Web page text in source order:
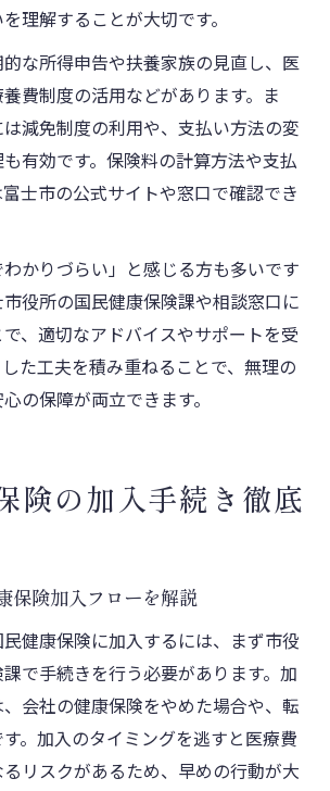
理解することが大切です。
な所得申告や扶養家族の見直し、医
費制度の活用などがあります。ま
減免制度の利用や、支払い方法の変
有効です。保険料の計算方法や支払
士市の公式サイトや窓口で確認でき
わかりづらい」と感じる方も多いです
役所の国民健康保険課や相談窓口に
、適切なアドバイスやサポートを受
た工夫を積み重ねることで、無理の
の保障が両立できます。
険の加入手続き徹底
保険加入フローを解説
健康保険に加入するには、まず市役
で手続きを行う必要があります。加
会社の健康保険をやめた場合や、転
。加入のタイミングを逃すと医療費
リスクがあるため、早めの行動が大